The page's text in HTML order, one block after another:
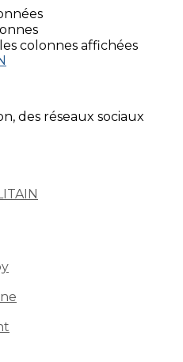
colonnes affichées
des réseaux sociaux